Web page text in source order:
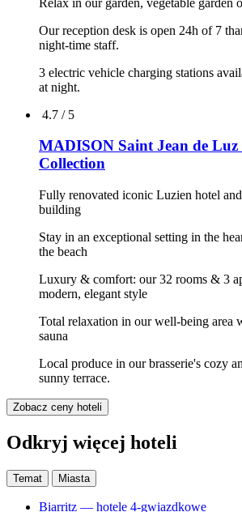
Our reception desk is open 24h of 7
night-time staff.
3 electric vehicle charging stations
at night.
4.7 / 5
MADISON Saint Jean de
Collection
Fully renovated iconic Luzien hotel
building
Stay in an exceptional setting in the
the beach
Luxury & comfort: our 32 rooms & 3
modern, elegant style
Total relaxation in our well-being area
sauna
Local produce in our brasserie's cozy
sunny terrace.
Zobacz ceny hoteli
Odkryj więcej hoteli
Temat Miasta
Biarritz — hotele 4-gwiazdkowe